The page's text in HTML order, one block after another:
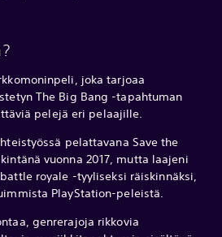
joka tarjoaa
The Big Bang -tapahtuman
pelejä eri pelaajille.
pelattavana Save the
vuonna 2017, mutta laajeni
royale -tyyliseksi räiskinnäksi,
PlayStation-peleistä.
genrerajoja rikkovia